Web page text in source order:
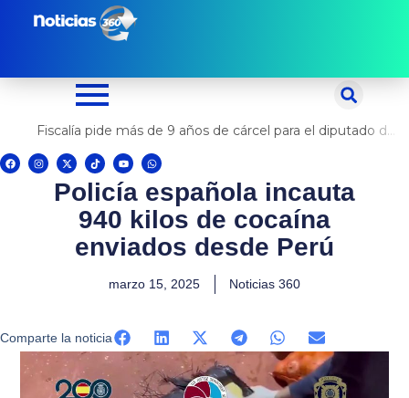
Fiscalía pide más de 9 años de cárcel para el diputado de oposición Harvey Colchado
F
a
c
I
n
s
X
-
t
w
i
T
i
k
t
Y
o
u
t
u
W
h
a
t
s
a
p
Policía española incauta
940 kilos de cocaína
enviados desde Perú
marzo 15, 2025 Noticias 360
Comparte la noticia